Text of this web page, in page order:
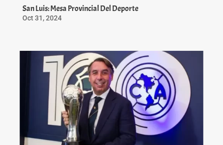
San Luis: Mesa Provincial Del Deporte
Oct 31, 2024